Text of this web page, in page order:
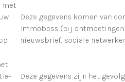
met
Deze gegevens komen van
Immoboss (bij ontmoetingen
nieuwsbrief, sociale
Deze gegevens zijn het